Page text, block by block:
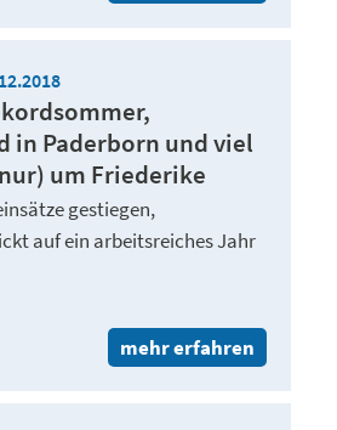
in Paderborn und viel
um Friederike
gestiegen,
auf ein arbeitsreiches Jahr
mehr erfahren